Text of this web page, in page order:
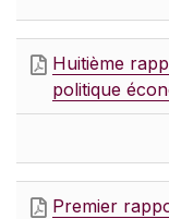
Huitième
politique
Premier